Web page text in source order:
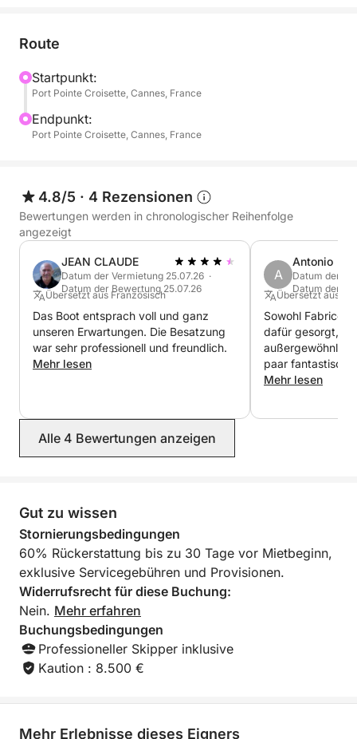
Ankern Sie in einsamen Buchten und genießen Sie
das Meer in vollen Zügen: Schwimmen, Entspannen
auf dem geräumigen Deck der Bali 4.2 und gesellige
Stunden an Bord. Erfrischungsgetränke sind
Besuch des Unterwassermuseums
Erleben Sie einen einzigartigen Besuch im
Unterwassermuseum von Cannes. Flossen, Maske
und Schnorchel genügen, um die
Unterwasserskulpturen in ihrer außergewöhnlichen
Umgebung zu bewundern.
Bucht der Milliardäre
Am Nachmittag segeln wir zur legendären Bucht der
Milliardäre. Ein eleganter Ankerplatz, eingebettet
zwischen luxuriösen Villen und türkisfarbenem
Entspannen in der Sonne.
Rückfahrt nach Cannes – 18:00 Uhr
⸻
Im Paket enthalten:
• Privater Bali 4.2 Katamaran
• Professioneller Skipper
• Erfrischungsgetränke an Bord
• Treibstoff inklusive
Ein exklusives Mittelmeer-Erlebnis, ideal für Paare,
Route
Startpunkt:
Port Pointe Croisette, Cannes, France
Endpunkt:
Port Pointe Croisette, Cannes, France
4.8/5 · 4 Rezensionen
Bewertungen werden in chronologischer Reihenfolge
angezeigt
JEAN CLAUDE
Datum der Vermietung 25.07.26 ·
Datum der Bewertung 25.07.26
Übersetzt aus Französisch
Das Boot entsprach voll und ganz
unseren Erwartungen. Die Besatzung
war sehr professionell und freundlich.
Mehr lesen
A
Antonio
Datum der
Datum der
Übersetzt aus
Sowohl Fabrice
dafür gesorgt,
paar
ist in einem
Mehr lesen
Alle 4 Bewertungen anzeigen
Gut zu wissen
Stornierungsbedingungen
60% Rückerstattung bis zu 30 Tage vor Mietbeginn,
exklusive Servicegebühren und Provisionen.
Widerrufsrecht für diese Buchung:
Nein. Mehr erfahren
Buchungsbedingungen
Professioneller Skipper inklusive
Kaution : 8.500 €
Mehr Erlebnisse dieses Eigners